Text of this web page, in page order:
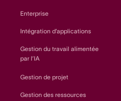
Enterprise
Intégration d’applications
Gestion du travail alimentée
par l’IA
Gestion de projet
Gestion des ressources